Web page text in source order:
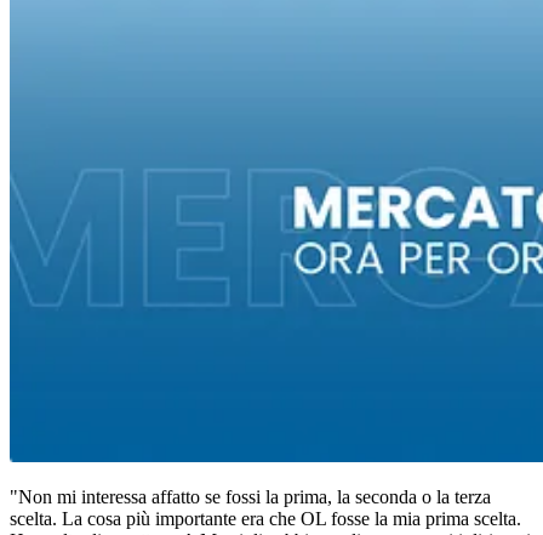
"Non mi interessa affatto se fossi la prima, la seconda o la terza
scelta. La cosa più importante era che OL fosse la mia prima scelta.